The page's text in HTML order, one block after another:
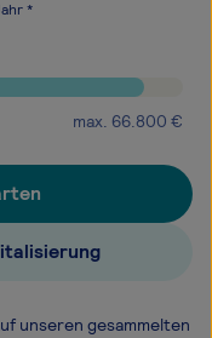
*
max. 66.800 €
unseren gesammelten